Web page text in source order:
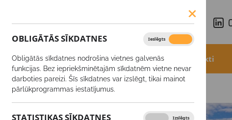
Aktualitātes Akcijas Produkti
Aktualitātes Ziemas rapša sēja
OBLIGĀTĀS SĪKDATNES Ieslēgts
Obligātās sīkdatnes nodrošina vietnes galvenās
funkcijas. Bez iepriekšminētajām sīkdatnēm vietne nevar
darboties pareizi. Šīs sīkdatnes var izslēgt, tikai mainot
pārlūkprogrammas iestatījumus.
STATISTIKAS SĪKDATNES Izslēgts